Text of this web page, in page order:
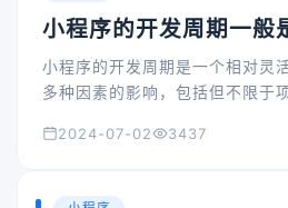
小程序的开发周期一般
小程序的开发周期是一个相对灵
多种因素的影响，包括但不限于
率等。以下是对小程序开发周期
2024-07-02 3437